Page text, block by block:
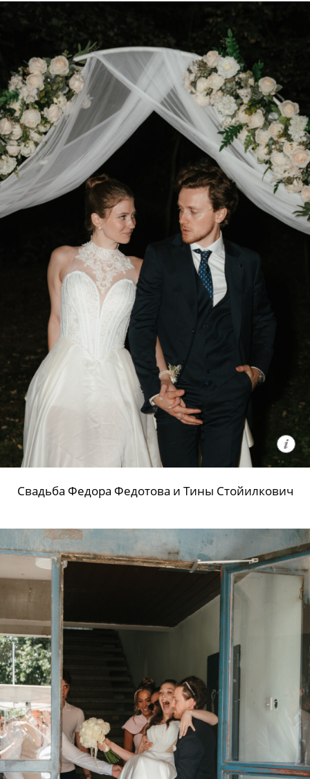
Свадьба Федора Федотова и Тины Стойилкович